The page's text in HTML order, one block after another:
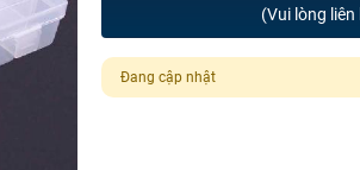
(Vui lòng
Đang cập nhật